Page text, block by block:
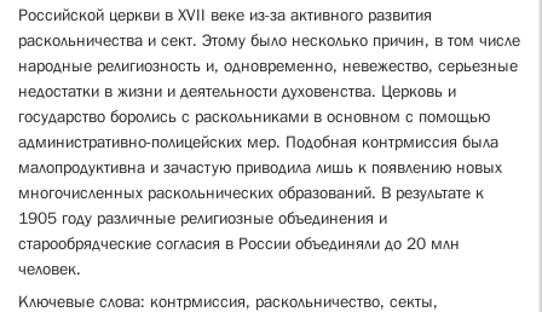
Российской церкви в XVII веке из-за активного развития
раскольничества и сект. Этому было несколько причин, в том числе
народные религиозность и, одновременно, невежество, серьезные
недостатки в жизни и деятельности духовенства. Церковь и
государство боролись с раскольниками в основном с помощью
административно-полицейских мер. Подобная контрмиссия была
малопродуктивна и зачастую приводила лишь к появлению новых
многочисленных раскольнических образований. В результате к
1905 году различные религиозные объединения и
старообрядческие согласия в России объединяли до 20 млн
человек.
Ключевые слова: контрмиссия, раскольничество, секты,